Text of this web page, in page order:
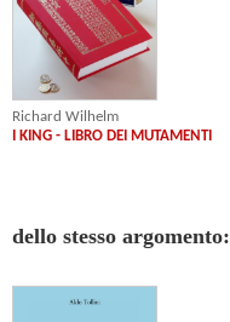
Richard Wilhelm
I KING - LIBRO DEI MUTAMENTI
dello stesso argomento: